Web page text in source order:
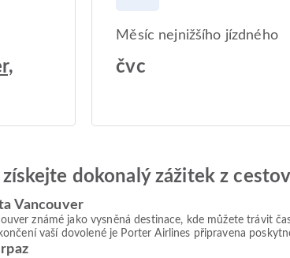
Měsíc nejnižšího jízdného
čvc
dokonalý zážitek z
Vancouver
známé jako vysněná destinace, kde můžete trávit
vaší dovolené je Porter Airlines připravena